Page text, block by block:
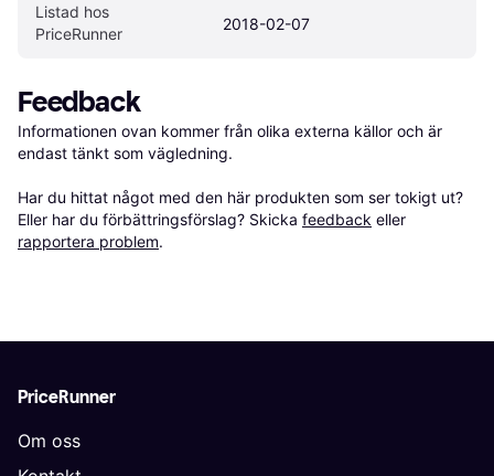
Listad hos
PriceRunner
2018-02-07
Feedback
Informationen ovan kommer från olika externa källor och är
endast tänkt som vägledning.
Har du hittat något med den här produkten som ser tokigt ut?
Eller har du förbättringsförslag? Skicka feedback eller
rapportera problem.
PriceRunner
Om oss